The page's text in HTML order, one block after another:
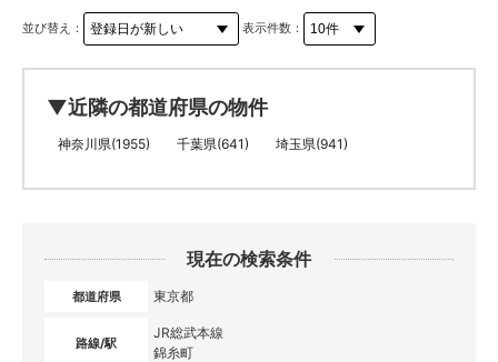
並び替え： 表示件数：
▼近隣の都道府県の物件
神奈川県(1955) 千葉県(641) 埼玉県(941)
現在の検索条件
都道府県 東京都
路線/駅
JR総武本線
錦糸町